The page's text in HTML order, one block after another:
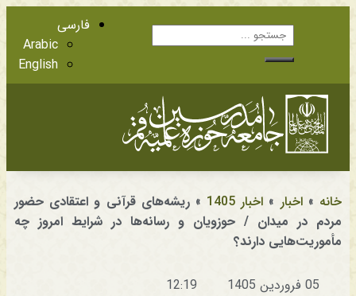
فارسی
Arabic
English
خانه »اخبار » اخبار 1405 »ریشه‌های قرآنی و اعتقادی حضور
مردم در میدان / حوزویان و رسانه‌ها در شرایط امروز چه
مأموریت‌هایی دارند؟
05 فروردین 1405 12:19